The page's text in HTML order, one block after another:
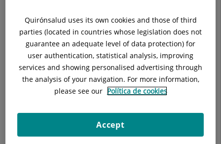
Resultados de la búsqueda
Quirónsalud uses its own cookies and those of third
parties (located in countries whose legislation does not
guarantee an adequate level of data protection) for
user authentication, statistical analysis, improving
services and showing personalised advertising through
the analysis of your navigation. For more information,
please see our Política de cookies
Accept